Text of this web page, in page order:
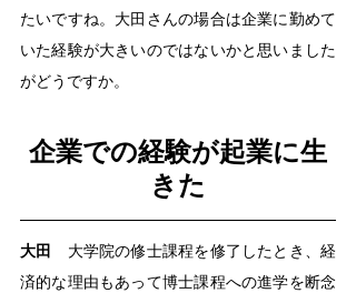
たいですね。大田さんの場合は企業に勤めて
いた経験が大きいのではないかと思いました
がどうですか。
企業での経験が起業に生
きた
大田
大学院の修士課程を修了したとき、経
済的な理由もあって博士課程への進学を断念